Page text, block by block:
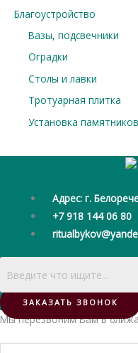
Благоустройство
Вазы, подсвечники
Оградки
Столы и лавки
Тротуарная плитка
Установка памятников
Адрес: г.
+7 918 144 06 80
ЗАКАЗАТЬ ЗВОНОК
Мы перезвоним Вам в